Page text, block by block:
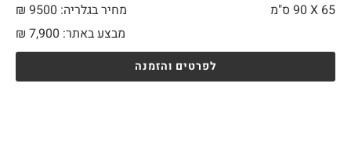
65 X
מחיר בגלריה: 9500 ₪
מבצע באתר:
₪ 7,900
לפרטים והזמנה